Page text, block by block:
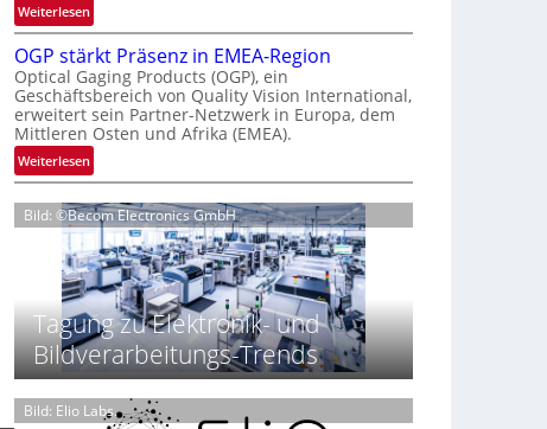
e
r
s
p
e
c
t
r
a
l
N
e
w
s
‘
t
i
o
n
a
V
i
s
i
o
n
N
i
g
h
2
Weiterlesen:
O
n
l
i
n
e
-
v
n
u
r
e
OGP stärkt Präsenz in EMEA-Region
Optical Gaging Products (OGP), ein
Geschäftsbereich von Quality Vision International,
erweitert sein Partner-Netzwerk in Europa, dem
Mittleren Osten und Afrika (EMEA).
Weiterlesen:
O
G
P
s
t
ä
r
k
t
P
r
Bild: ©Becom Electronics GmbH
Tagung zu Elektronik- und
Bildverarbeitungs-Trends
Bild: Elio Labs.